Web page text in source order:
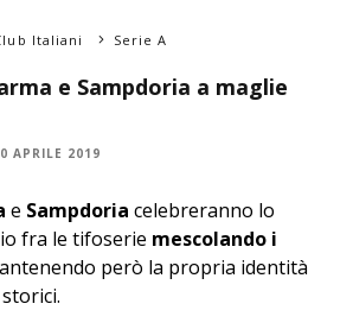
Italiani Serie A
e Sampdoria a maglie
APRILE 2019
e Sampdoria celebreranno lo
fra le tifoserie mescolando i
però la propria identità